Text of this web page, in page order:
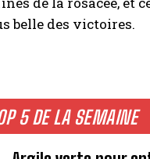
5 DE LA SEMAINE
belle des victoires.